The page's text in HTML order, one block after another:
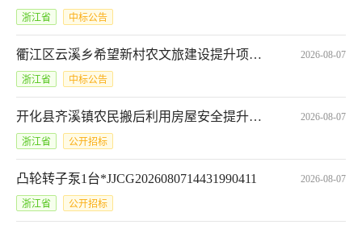
浙江省 中标公告
衢江区云溪乡希望新村农文旅建设提升项目中标候选人公示 2026-08-07
浙江省 中标公告
开化县齐溪镇农民搬后利用房屋安全提升及环境整治项目（二期）监理评分公示[A3308240950011351001001] 2026-08-07
浙江省 公开招标
凸轮转子泵1台*JJCG2026080714431990411 2026-08-07
浙江省 公开招标